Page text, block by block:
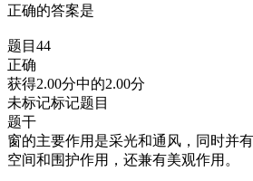
正确的答案是
题目44
正确
获得2.00分中的2.00分
未标记标记题目
题干
窗的主要作用是采光和通风，同时并
空间和围护作用，还兼有美观作用。